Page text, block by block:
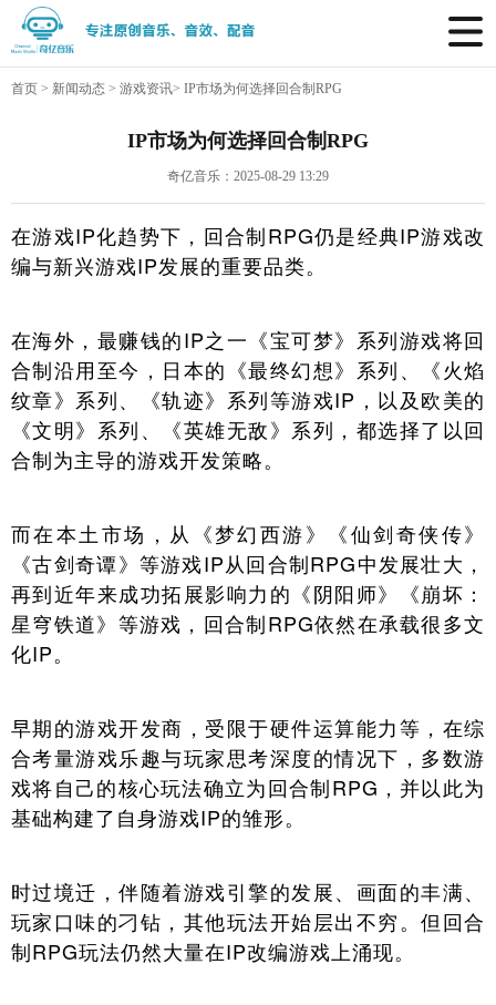
首页 > 新闻动态 > 游戏资讯> IP市场为何选择回合制RPG
IP市场为何选择回合制RPG
奇亿音乐：2025-08-29 13:29
在游戏IP化趋势下，回合制RPG仍是经典IP游戏改
编与新兴游戏IP发展的重要品类。
在海外，最赚钱的IP之一《宝可梦》系列游戏将回
合制沿用至今，日本的《最终幻想》系列、《火焰
纹章》系列、《轨迹》系列等游戏IP，以及欧美的
《文明》系列、《英雄无敌》系列，都选择了以回
合制为主导的游戏开发策略。
而在本土市场，从《梦幻西游》《仙剑奇侠传》
《古剑奇谭》等游戏IP从回合制RPG中发展壮大，
再到近年来成功拓展影响力的《阴阳师》《崩坏：
星穹铁道》等游戏，回合制RPG依然在承载很多文
化IP。
早期的游戏开发商，受限于硬件运算能力等，在综
合考量游戏乐趣与玩家思考深度的情况下，多数游
戏将自己的核心玩法确立为回合制RPG，并以此为
基础构建了自身游戏IP的雏形。
时过境迁，伴随着游戏引擎的发展、画面的丰满、
玩家口味的刁钻，其他玩法开始层出不穷。但回合
制RPG玩法仍然大量在IP改编游戏上涌现。